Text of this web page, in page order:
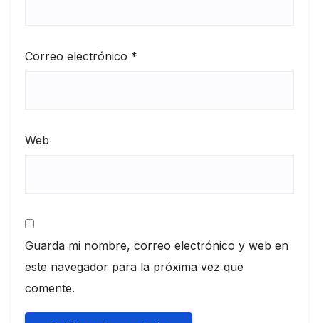
Correo electrónico *
Web
Guarda mi nombre, correo electrónico y web en
este navegador para la próxima vez que
comente.